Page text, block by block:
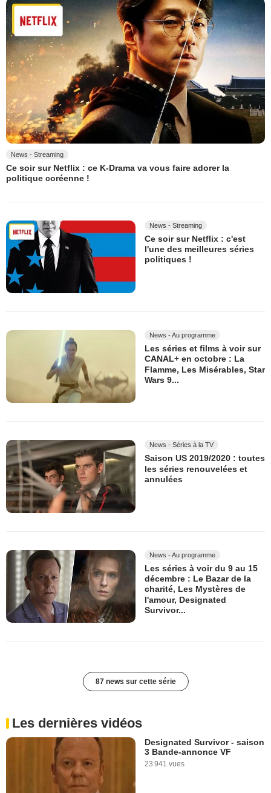
News - Streaming
Ce soir sur Netflix : ce K-Drama va vous faire adorer la
politique coréenne !
News - Streaming
Ce soir sur Netflix : c'est
l'une des meilleures séries
politiques !
News - Au programme
Les séries et films à voir sur
CANAL+ en octobre : La
Flamme, Les Misérables, Star
Wars 9...
News - Séries à la TV
Saison US 2019/2020 : toutes
les séries renouvelées et
annulées
News - Au programme
Les séries à voir du 9 au 15
décembre : Le Bazar de la
charité, Les Mystères de
l'amour, Designated
Survivor...
87 news sur cette série
Les dernières vidéos
Designated Survivor - saison
3 Bande-annonce VF
23 941 vues